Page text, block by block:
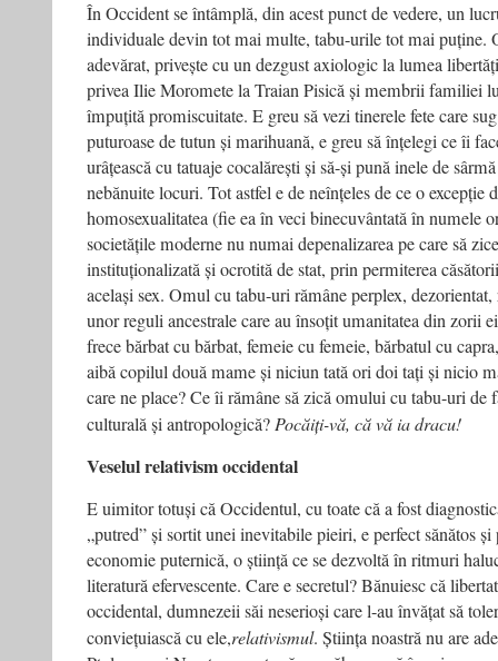
În Occident se întâmplă, din acest punct de vedere, un
individuale devin tot mai multe, tabu-urile tot mai puține.
adevărat, privește cu un dezgust axiologic la lumea
privea Ilie Moromete la Traian Pisică și membrii familiei
împuțită promiscuitate. E greu să vezi tinerele fete care
puturoase de tutun și marihuană, e greu să înțelegi ce îi
urâțească cu tatuaje cocalărești și să-și pună inele de
nebănuite locuri. Tot astfel e de neînțeles de ce o excepție
homosexualitatea (fie ea în veci binecuvântată în numele
societățile moderne nu numai depenalizarea pe care să
instituționalizată și ocrotită de stat, prin permiterea
același sex. Omul cu tabu-uri rămâne perplex,
unor reguli ancestrale care au însoțit umanitatea din zorii
frece bărbat cu bărbat, femeie cu femeie, bărbatul cu
aibă copilul două mame și niciun tată ori doi tați și nicio
care ne place? Ce îi rămâne să zică omului cu tabu-uri de
culturală și antropologică? Pocăiți-vă, că vă ia dracu!
Veselul relativism occidental
E uimitor totuși că Occidentul, cu toate că a fost
„putred” și sortit unei inevitabile pieiri, e perfect sănătos
economie puternică, o știință ce se dezvoltă în ritmuri
literatură efervescente. Care e secretul? Bănuiesc că
occidental, dumnezeii săi neserioși care l-au învățat să
conviețuiască cu ele,relativismul. Știința noastră nu are